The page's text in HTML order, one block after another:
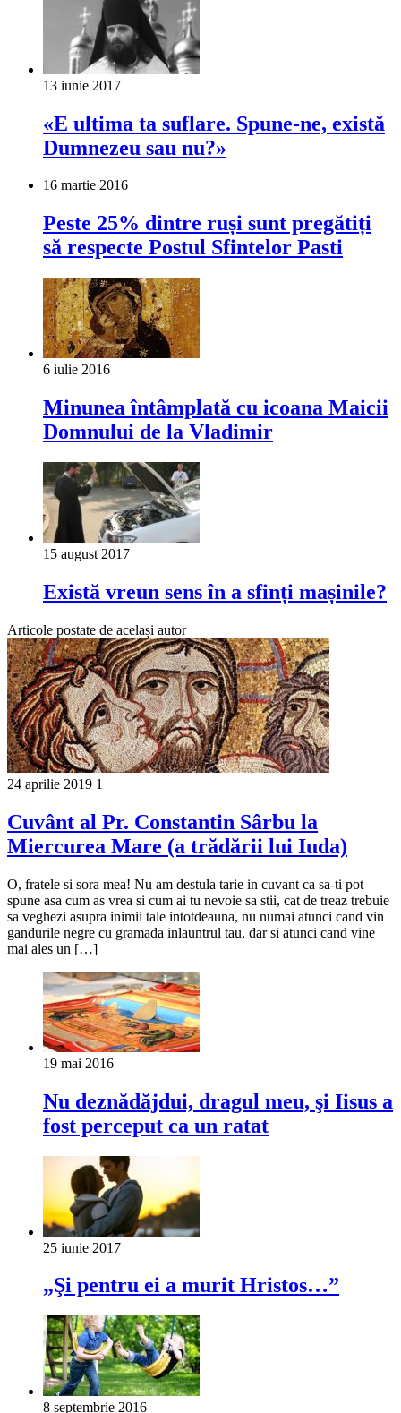
13 iunie 2017
«E ultima ta suflare. Spune-ne, există
Dumnezeu sau nu?»
16 martie 2016
Peste 25% dintre ruși sunt pregătiți
să respecte Postul Sfintelor Pasti
6 iulie 2016
Minunea întâmplată cu icoana Maicii
Domnului de la Vladimir
15 august 2017
Există vreun sens în a sfinți mașinile?
Articole postate de același autor
24 aprilie 2019 1
Cuvânt al Pr. Constantin Sârbu la
Miercurea Mare (a trădării lui Iuda)
O, fratele si sora mea! Nu am destula tarie in cuvant ca sa-ti pot
spune asa cum as vrea si cum ai tu nevoie sa stii, cat de treaz trebuie
sa veghezi asupra inimii tale intotdeauna, nu numai atunci cand vin
gandurile negre cu gramada inlauntrul tau, dar si atunci cand vine
mai ales un […]
19 mai 2016
Nu deznădăjdui, dragul meu, şi Iisus a
fost perceput ca un ratat
25 iunie 2017
„Şi pentru ei a murit Hristos…”
8 septembrie 2016